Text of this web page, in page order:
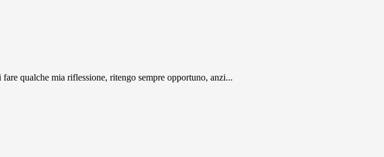
qualche mia riflessione, ritengo sempre opportuno, anzi...